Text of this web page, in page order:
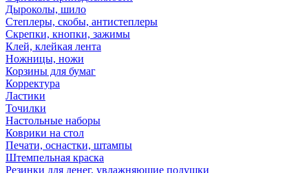
Дыроколы, шило
Степлеры, скобы, антистеплеры
Скрепки, кнопки, зажимы
Клей, клейкая лента
Ножницы, ножи
Корзины для бумаг
Корректура
Ластики
Точилки
Настольные наборы
Коврики на стол
Печати, оснастки, штампы
Штемпельная краска
Резинки для денег, увлажняющие подушки